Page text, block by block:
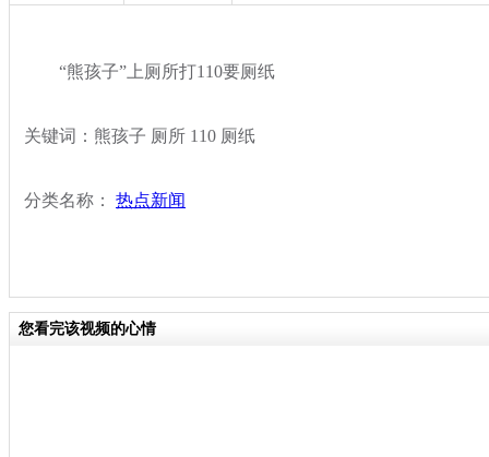
“熊孩子”上厕所打110要厕纸
关键词：熊孩子 厕所 110 厕纸
分类名称： 热点新闻
您看完该视频的心情